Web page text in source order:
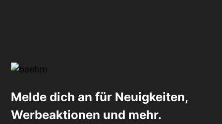
Melde dich an für Neuigkeiten,
Werbeaktionen und mehr.